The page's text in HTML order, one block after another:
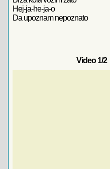
Hej-ja-he-ja-o
Da upoznam nepoznato
Video1/2